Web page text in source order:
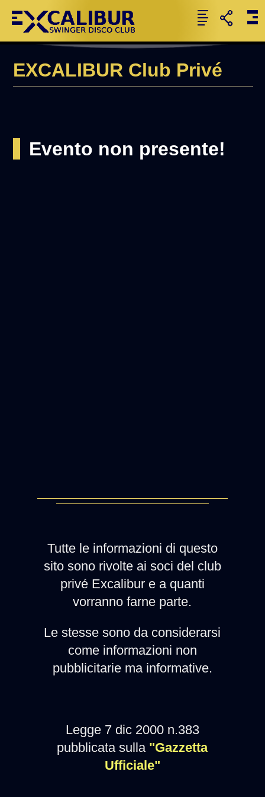
EXCALIBUR Club Privé
Evento non presente!
Tutte le informazioni di questo
sito sono rivolte ai soci del club
privé Excalibur e a quanti
vorranno farne parte.
Le stesse sono da considerarsi
come informazioni non
pubblicitarie ma informative.
Legge 7 dic 2000 n.383
pubblicata sulla "Gazzetta
Ufficiale"